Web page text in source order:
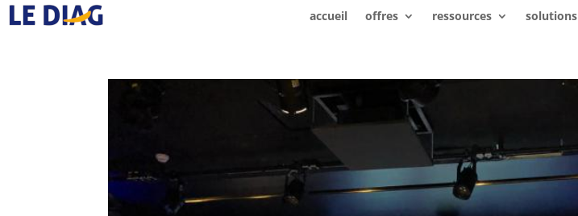
accueil offres ressources solutions